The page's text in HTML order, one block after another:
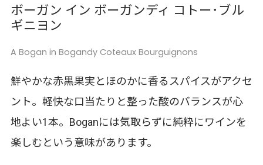
ボーガン イン ボーガンディ コトー･ブル
ギニヨン
A Bogan in Bogandy Coteaux Bourguignons
鮮やかな赤黒果実とほのかに香るスパイスがアクセ
ント。軽快な口当たりと整った酸のバランスが心
地よい1本。Boganには気取らずに純粋にワインを
楽しむという意味があります。